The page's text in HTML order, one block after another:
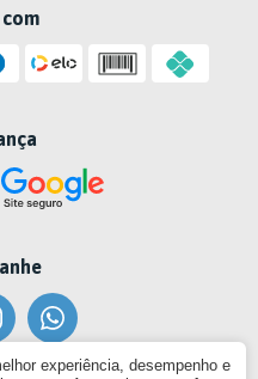
experiência, desempenho e